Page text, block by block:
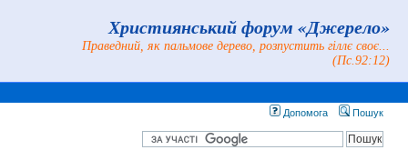
Християнський форум «Джерело»
Праведний, як пальмове дерево, розпустить гіллє своє...
(Пс.92:12)
Допомога Пошук